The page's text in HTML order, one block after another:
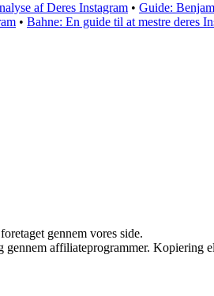
af Deres Instagram • Guide:
• Bahne: En guide til at mestre deres
gennem vores side.
affiliateprogrammer. Kopiering